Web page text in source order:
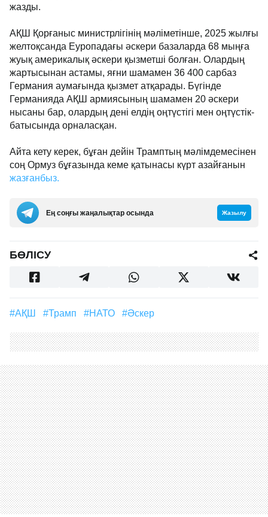
жазды.
АҚШ Қорғаныс министрлігінің мәліметінше, 2025 жылғы
желтоқсанда Еуропадағы әскери базаларда 68 мыңға
жуық америкалық әскери қызметші болған. Олардың
жартысынан астамы, яғни шамамен 36 400 сарбаз
Германия аумағында қызмет атқарады. Бүгінде
Германияда АҚШ армиясының шамамен 20 әскери
нысаны бар, олардың дені елдің оңтүстігі мен оңтүстік-
батысында орналасқан.
Айта кету керек, бұған дейін Трамптың мәлімдемесінен
соң Ормуз бұғазында кеме қатынасы күрт азайғанын
жазғанбыз.
Ең соңғы жаңалықтар осында Жазылу
БӨЛІСУ
#АҚШ #Трамп #НАТО #әскер